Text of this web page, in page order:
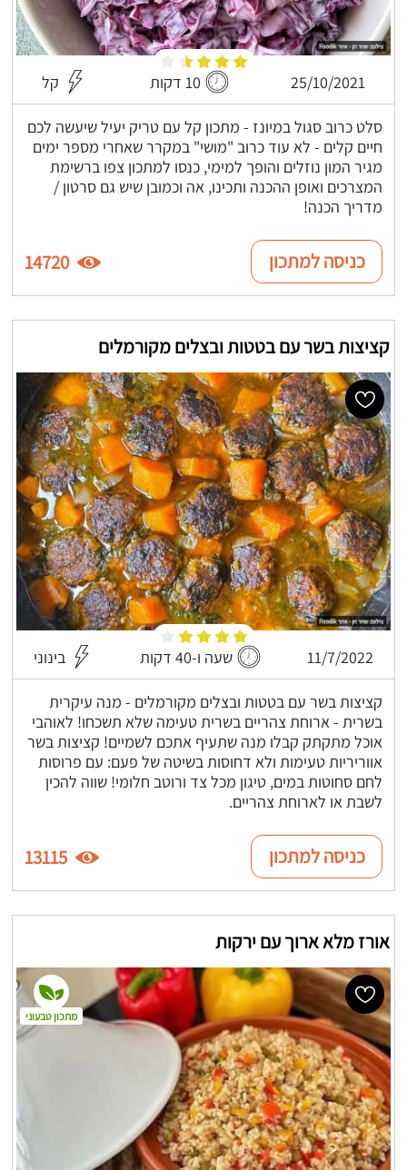
25/10/2021 10 דקות קל
סלט כרוב סגול במיונז - מתכון קל עם טריק יעיל שיעשה לכם
חיים קלים - לא עוד כרוב "מושי" במקרר שאחרי מספר ימים
מגיר המון נוזלים והופך למימי, כנסו למתכון צפו ברשימת
המצרכים ואופן ההכנה ותכינו, אה וכמובן שיש גם סרטון /
מדריך הכנה!
כניסה למתכון 14720
קציצות בשר עם בטטות ובצלים מקורמלים
11/7/2022 שעה ו-40 דקות בינוני
קציצות בשר עם בטטות ובצלים מקורמלים - מנה עיקרית
בשרית - ארוחת צהריים בשרית טעימה שלא תשכחו! לאוהבי
אוכל מתקתק קבלו מנה שתעיף אתכם לשמיים! קציצות בשר
אווריריות טעימות ולא דחוסות בשיטה של פעם: עם פרוסות
לחם סחוטות במים, טיגון מכל צד ורוטב חלומי! שווה להכין
לשבת או לארוחת צהריים.
כניסה למתכון 13115
אורז מלא ארוך עם ירקות
מתכון טבעוני